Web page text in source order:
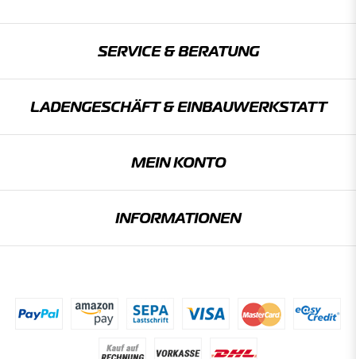
SERVICE & BERATUNG
LADENGESCHÄFT & EINBAU­WERKSTATT
MEIN KONTO
INFORMATIONEN